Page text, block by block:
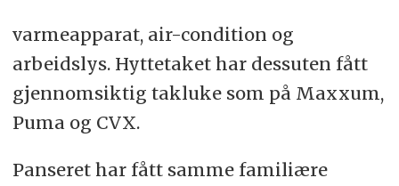
varmeapparat, air-condition og
arbeidslys. Hyttetaket har dessuten fått
gjennomsiktig takluke som på Maxxum,
Puma og CVX.
Panseret har fått samme familiære